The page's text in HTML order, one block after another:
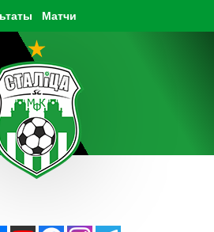
Матчи